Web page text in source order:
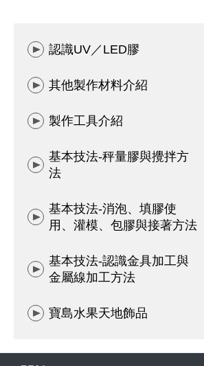
認識UV／LED膠
其他製作材料介紹
製作工具介紹
基本技法-秤量膠與攪拌方
法
基本技法-消泡、填膠使
用、灌模、包膠與接著方法
基本技法-認識金具加工與
金屬線加工方法
寶島水果天地飾品